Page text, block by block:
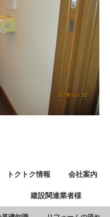
トクトク情報 会社案内
建設関連業者様